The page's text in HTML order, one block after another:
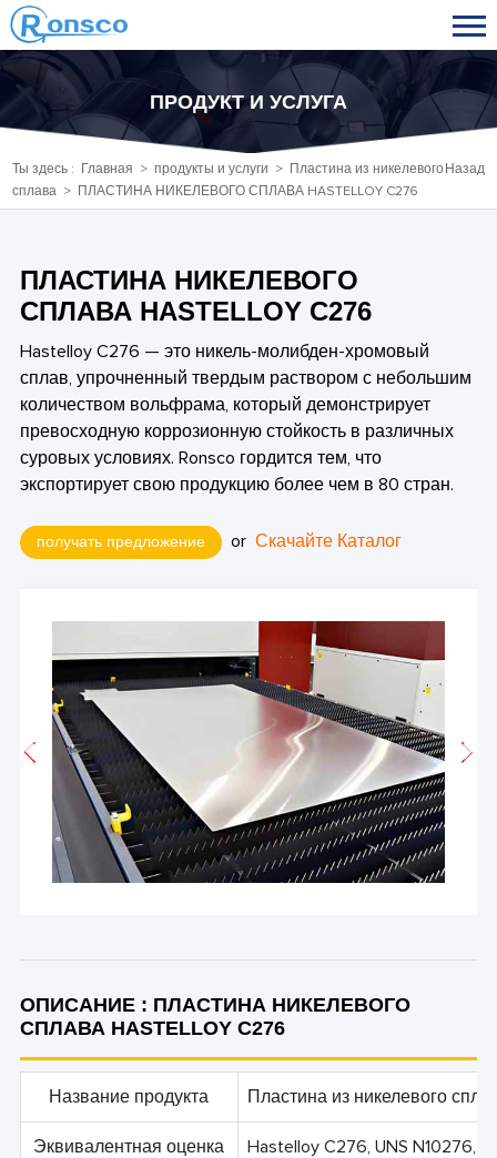
ПРОДУКТ И УСЛУГА
Назад
Ты здесь : Главная > продукты и услуги >
Пластина из никелевого
сплава > ПЛАСТИНА НИКЕЛЕВОГО СПЛАВА HASTELLOY C276
ПЛАСТИНА НИКЕЛЕВОГО
СПЛАВА HASTELLOY C276
Hastelloy C276 — это никель-молибден-хромовый
сплав, упрочненный твердым раствором с небольшим
количеством вольфрама, который демонстрирует
превосходную коррозионную стойкость в различных
суровых условиях. Ronsco гордится тем, что
экспортирует свою продукцию более чем в 80 стран.
получать предложение or Скачайте Каталог
ОПИСАНИЕ : ПЛАСТИНА НИКЕЛЕВОГО
СПЛАВА HASTELLOY C276
Название продукта Пластина из никелевого
Эквивалентная оценка Hastelloy C276, UNS N10276,